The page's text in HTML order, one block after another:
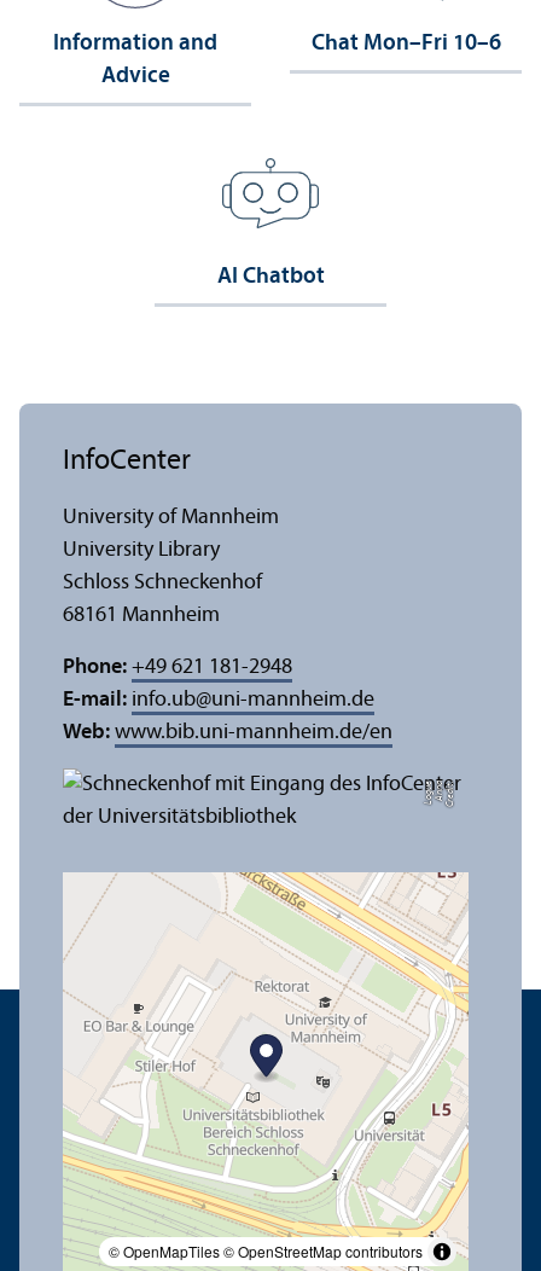
Information and
Advice
Chat Mon–Fri 10–6
AI Chatbot
C
r
e
di
t:
A
n
n
a
L
o
g
u
e
© OpenMapTiles© OpenStreetMap contributors
InfoCenter
University of Mannheim
University Library
Schloss Schneckenhof
68161 Mannheim
Phone: +49 621 181-2948
E-mail: info.ub@uni-mannheim.de
Web: www.bib.uni-mannheim.de/en